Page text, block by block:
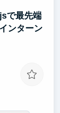
アタイ
らでも
で最先端
ンターン